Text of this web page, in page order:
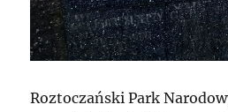
Roztoczański Park